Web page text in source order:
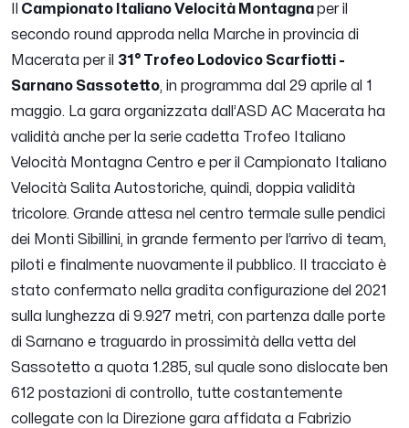
Campionato Italiano Velocità Montagnaper il
secondo round approda nella Marche in provincia di
Macerata per il 31° Trofeo Lodovico Scarfiotti -
Sarnano Sassotetto, in programma dal 29 aprile al 1
maggio. La gara organizzata dall’ASD AC Macerata ha
validità anche per la serie cadetta Trofeo Italiano
Velocità Montagna Centro e per il Campionato Italiano
Velocità Salita Autostoriche, quindi, doppia validità
tricolore. Grande attesa nel centro termale sulle pendici
dei Monti Sibillini, in grande fermento per l’arrivo di team,
piloti e finalmente nuovamente il pubblico. Il tracciato è
stato confermato nella gradita configurazione del 2021
sulla lunghezza di 9.927 metri, con partenza dalle porte
di Sarnano e traguardo in prossimità della vetta del
Sassotetto a quota 1.285, sul quale sono dislocate ben
612 postazioni di controllo, tutte costantemente
collegate con la Direzione gara affidata a Fabrizio